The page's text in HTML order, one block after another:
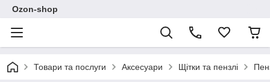
Ozon-shop
Товари та послуги Аксесуари Щітки та пензлі